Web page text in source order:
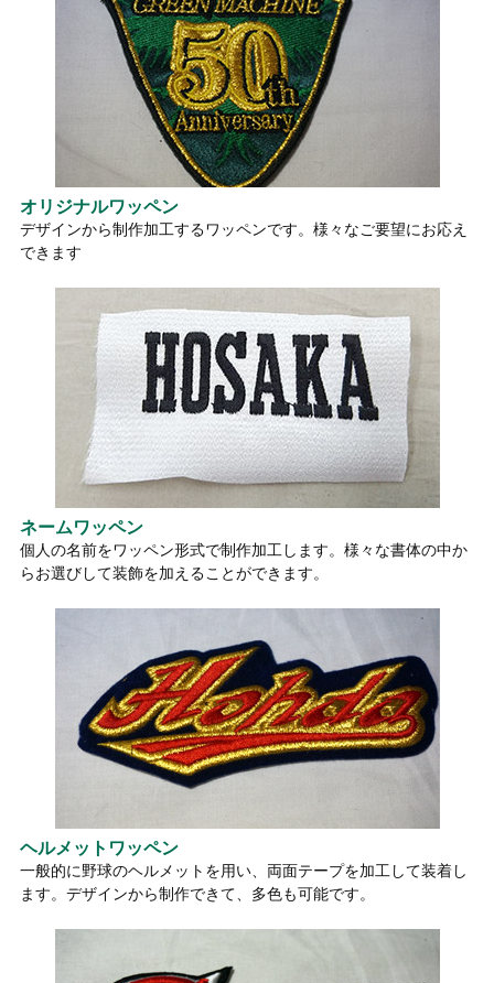
オリジナルワッペン
デザインから制作加工するワッペンです。様々なご要望にお応え
できます
ネームワッペン
個人の名前をワッペン形式で制作加工します。様々な書体の中か
らお選びして装飾を加えることができます。
ヘルメットワッペン
一般的に野球のヘルメットを用い、両面テープを加工して装着し
ます。デザインから制作できて、多色も可能です。